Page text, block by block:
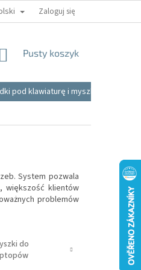
MOJE ZAMÓWIENIE
Zaloguj się
KOSZYK
Pusty koszyk
pod klawiaturę i myszkę
System pozwala
większość klientów
problemów
do